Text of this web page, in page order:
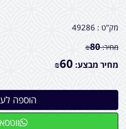
מק"ט : 49286
מחיר: ₪80
מחיר מבצע: ₪60